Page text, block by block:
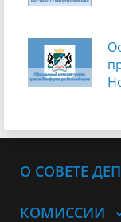
О СОВЕТЕ
КОМИССИИ